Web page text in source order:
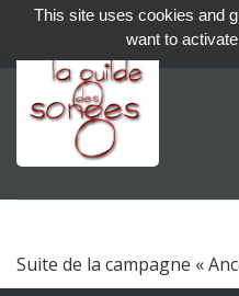
Suite de la campagne «
This site uses cookies and
want to activate